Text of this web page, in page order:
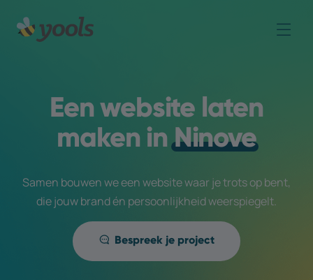
Een website laten
maken inNinove
Samen bouwen we een website waar je trots op bent,
die jouw brand én persoonlijkheid weerspiegelt.
Bespreek je project